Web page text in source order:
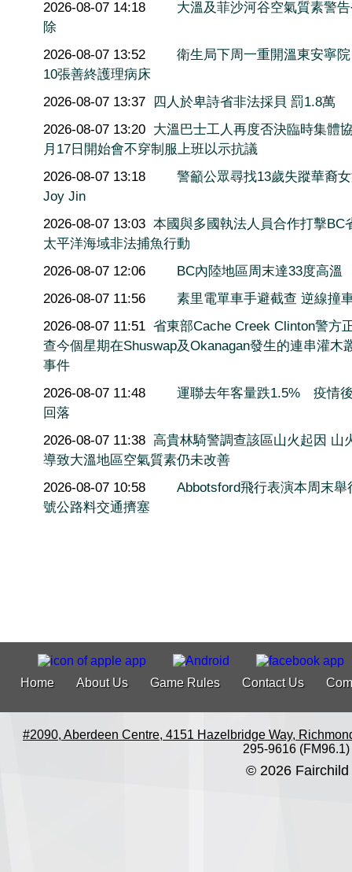
2026-08-07 14:18
大溫及菲沙河谷空氣質素警
除
2026-08-07 13:52
衛生局下周一重開溫東安寧
10張善終護理病床
2026-08-07 13:37 四人於卑詩省非法採貝 罰1.8萬
2026-08-07 13:20 大溫巴士工人再度否決臨時集體
月17日開始會不穿制服上班以示抗議
2026-08-07 13:18
警籲公眾尋找13歲失蹤華裔
Joy Jin
2026-08-07 13:03 本國與多國執法人員合作打擊BC
太平洋海域非法捕魚行動
2026-08-07 12:06
BC內陸地區周末達33度高溫
2026-08-07 11:56
素里電單車手避截查 逆線撞
2026-08-07 11:51 省東部Cache Creek Clinton警方
查今個星期在Shuswap及Okanagan發生的連串灌木
事件
2026-08-07 11:48
運聯去年客量跌1.5% 疫情
回落
2026-08-07 11:38 高貴林騎警調查該區山火起因 山
導致大溫地區空氣質素仍未改善
2026-08-07 10:58
Abbotsford飛行表演本周末
號公路料交通擠塞
Home About Us Game Rules Contact Us
#2090, Aberdeen Centre, 4151 Hazelbridge Way,
295-9616 (FM96.1)
© 2026 Fairchild